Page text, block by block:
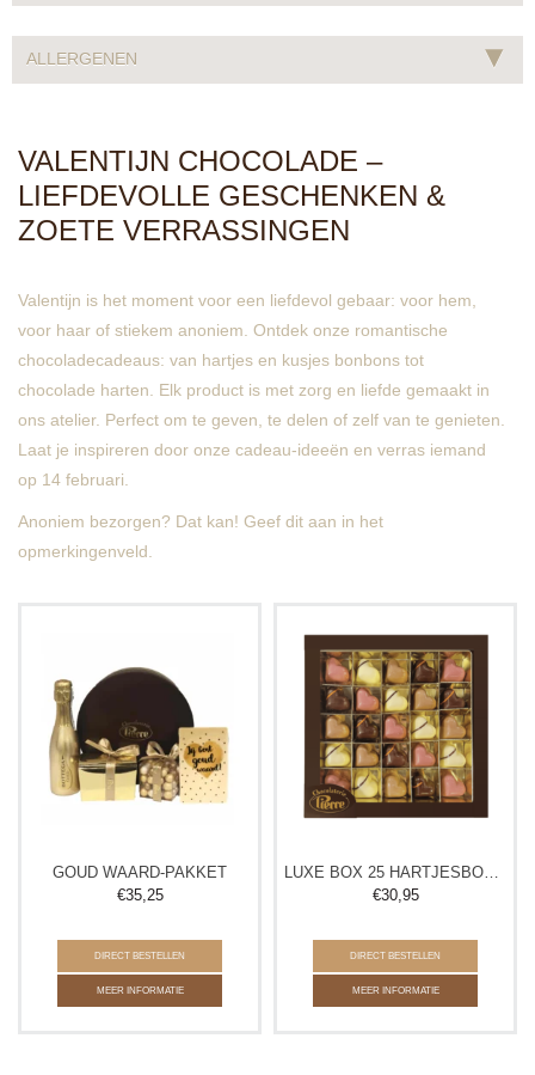
ALLERGENEN ▾
VALENTIJN CHOCOLADE –
LIEFDEVOLLE GESCHENKEN &
ZOETE VERRASSINGEN
Valentijn is het moment voor een liefdevol gebaar: voor hem,
voor haar of stiekem anoniem. Ontdek onze romantische
chocoladecadeaus: van hartjes en kusjes bonbons tot
chocolade harten. Elk product is met zorg en liefde gemaakt in
ons atelier. Perfect om te geven, te delen of zelf van te genieten.
Laat je inspireren door onze cadeau-ideeën en verras iemand
op 14 februari.
Anoniem bezorgen? Dat kan! Geef dit aan in het
opmerkingenveld.
GOUD WAARD-PAKKET
€35,25
DIRECT BESTELLEN
MEER INFORMATIE
LUXE BOX 25 HARTJESBONBONS
€30,95
DIRECT BESTELLEN
MEER INFORMATIE